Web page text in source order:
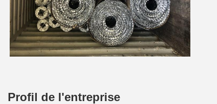
Profil de l'entreprise